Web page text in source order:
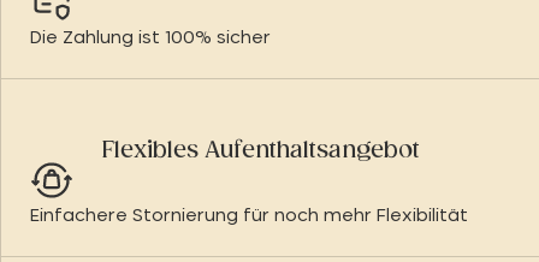
Die Zahlung ist 100% sicher
Flexibles Aufenthaltsangebot
Einfachere Stornierung für noch mehr Flexibilität